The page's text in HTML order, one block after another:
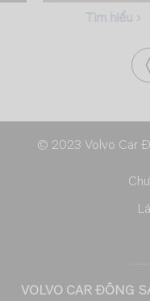
Tìm hiểu ›
© 2023 Volvo Car
VOLVO CAR ĐÔNG